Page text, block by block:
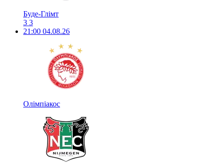
Буде-Глімт
3 3
21:00 04.08.26
Олімпіакос